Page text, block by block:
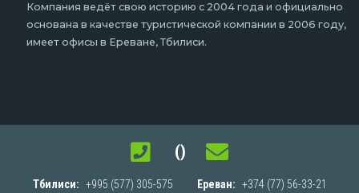
Компания ведёт свою историю с 2004 года и официально
основана в качестве туристической компании в 2006 году,
имеет офисы в Ереване, Тбилиси.
()
Тбилиси: +995 (577) 305-575 Ереван: +374 (77) 56-33-21